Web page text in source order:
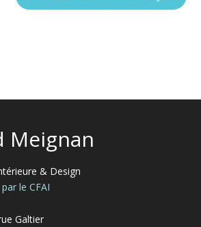
Meignan
& Design
le CFAI
Galtier